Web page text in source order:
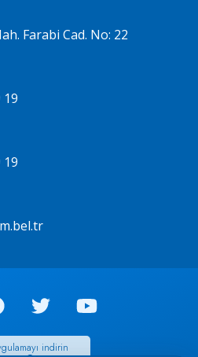
Farabi Cad. No: 22
19
19
indirin